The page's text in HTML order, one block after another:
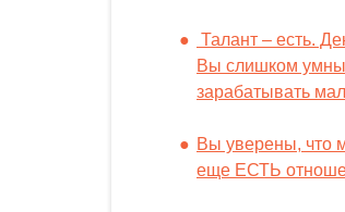
Талант – есть.
Вы слишком
зарабатывать
Вы уверены, что
еще ЕСТЬ